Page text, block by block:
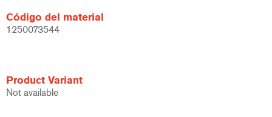
Código del material
1250073544
Product Variant
Not available